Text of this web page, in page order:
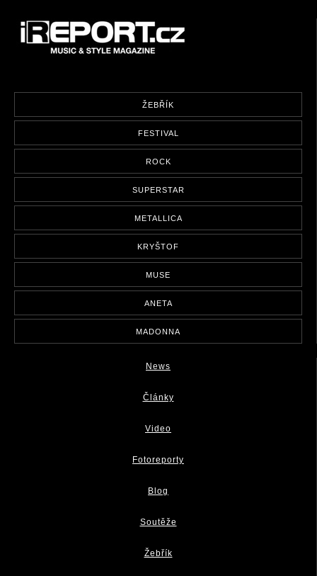
ŽEBŘÍK
FESTIVAL
ROCK
SUPERSTAR
METALLICA
KRYŠTOF
MUSE
ANETA
MADONNA
News
Články
Video
Fotoreporty
Blog
Soutěže
Žebřík